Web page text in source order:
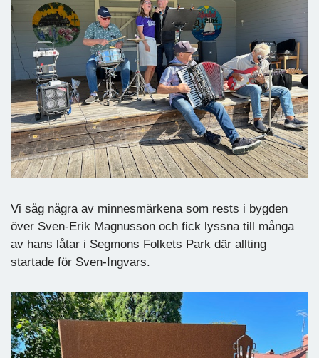
Vi såg några av minnesmärkena som rests i bygden
över Sven-Erik Magnusson och fick lyssna till många
av hans låtar i Segmons Folkets Park där allting
startade för Sven-Ingvars.